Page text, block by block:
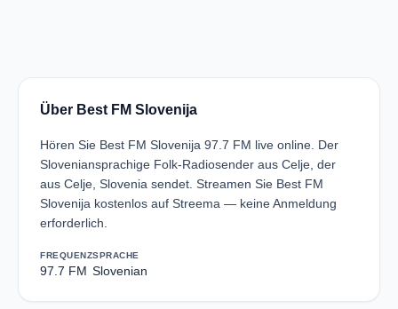
Über Best FM Slovenija
Hören Sie Best FM Slovenija 97.7 FM live online. Der
Sloveniansprachige Folk-Radiosender aus Celje, der
aus Celje, Slovenia sendet. Streamen Sie Best FM
Slovenija kostenlos auf Streema — keine Anmeldung
erforderlich.
FREQUENZ
97.7 FM
SPRACHE
Slovenian